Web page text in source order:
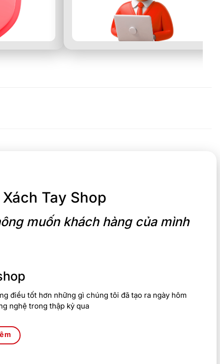
Tay Shop
muốn khách hàng của mình
điều tốt hơn những gì chúng tôi đã tạo ra ngày hôm
nghệ trong thập kỷ qua